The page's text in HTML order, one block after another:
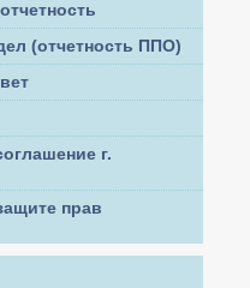
(отчетность ППО)
г.
прав